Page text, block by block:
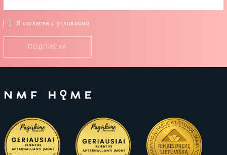
Я согласен с условиями